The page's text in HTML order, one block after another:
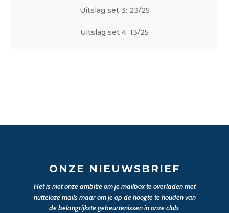
Uitslag set 3: 23/25
Uitslag set 4: 13/25
ONZE NIEUWSBRIEF
Het is niet onze ambitie om je mailbox te overladen met
nutteloze mails maar om je op de hoogte te houden van
de belangrijkste gebeurtenissen in onze club.